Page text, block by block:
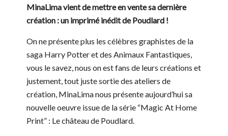
MinaLima vient de mettre en vente sa dernière
création : un imprimé inédit de Poudlard !
On ne présente plus les célèbres graphistes de la
saga Harry Potter et des Animaux Fantastiques,
vous le savez, nous on est fans de leurs créations et
justement, tout juste sortie des ateliers de
création, MinaLima nous présente aujourd’hui sa
nouvelle oeuvre issue de la série “Magic At Home
Print” : Le château de Poudlard.